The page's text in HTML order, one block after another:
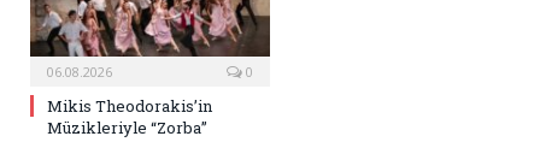
06.08.2026 0
Mikis Theodorakis’in
Müzikleriyle “Zorba”